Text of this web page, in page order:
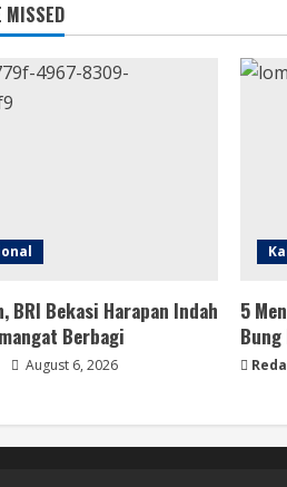
MISSED
BRI Bekasi Harapan Indah
Berbagi
August 6, 2026
5
Bung